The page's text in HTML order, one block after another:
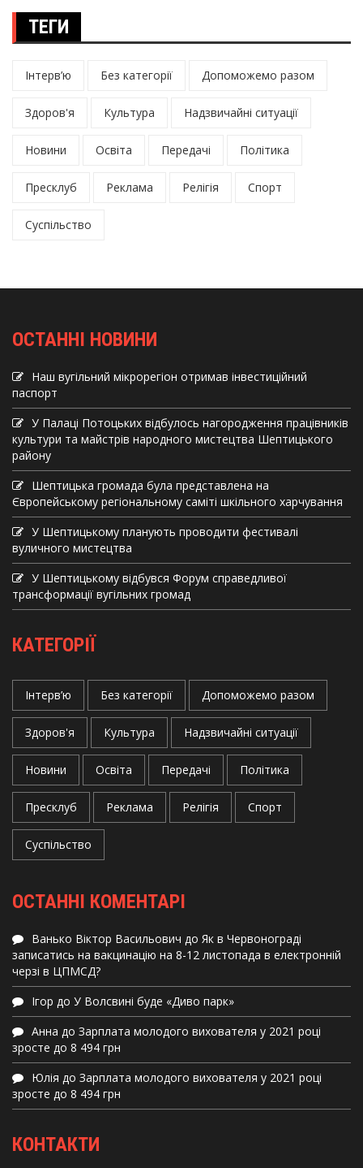
ТЕГИ
Інтерв’ю Без категорії Допоможемо разом
Здоров'я Культура Надзвичайні ситуації
Новини Освіта Передачі Політика
Пресклуб Реклама Релігія Спорт
Суспільство
ОСТАННІ НОВИНИ
Наш вугільний мікрорегіон отримав інвеcтиційний
паспорт
У Палаці Потоцьких відбулось нагородження працівників
культури та майстрів народного мистецтва Шептицького
району
Шептицька громада була представлена на
Європейському регіональному саміті шкільного харчування
У Шептицькому планують проводити фестивалі
вуличного мистецтва
У Шептицькому відбувся Форум справедливої
трансформації вугільних громад
КАТЕГОРІЇ
Інтерв’ю Без категорії Допоможемо разом
Здоров'я Культура Надзвичайні ситуації
Новини Освіта Передачі Політика
Пресклуб Реклама Релігія Спорт
Суспільство
ОСТАННІ КОМЕНТАРІ
Ванько Віктор Васильович до Як в Червонограді
записатись на вакцинацію на 8-12 листопада в електронній
черзі в ЦПМСД?
Ігор до У Волсвині буде «Диво парк»
Анна до Зарплата молодого вихователя у 2021 році
зросте до 8 494 грн
Юлія до Зарплата молодого вихователя у 2021 році
зросте до 8 494 грн
КОНТАКТИ